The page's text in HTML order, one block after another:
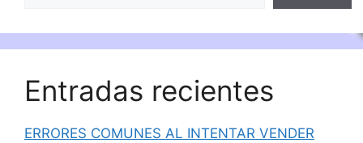
Entradas recientes
ERRORES COMUNES AL INTENTAR VENDER